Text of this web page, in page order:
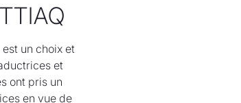
un choix et
et
ont pris un
en vue de